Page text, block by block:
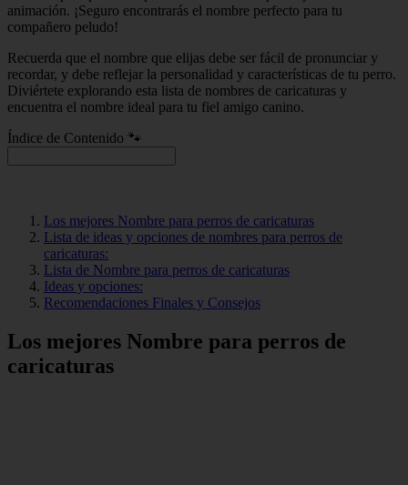
animación. ¡Seguro encontrarás el nombre perfecto para tu
compañero peludo!
Recuerda que el nombre que elijas debe ser fácil de pronunciar y
recordar, y debe reflejar la personalidad y características de tu perro.
Diviértete explorando esta lista de nombres de caricaturas y
encuentra el nombre ideal para tu fiel amigo canino.
Índice de Contenido 🐾
Los mejores Nombre para perros de caricaturas
Lista de ideas y opciones de nombres para perros de
caricaturas:
Lista de Nombre para perros de caricaturas
Ideas y opciones:
Recomendaciones Finales y Consejos
Los mejores Nombre para perros de
caricaturas